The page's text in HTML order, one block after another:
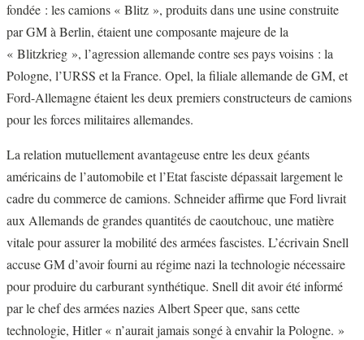
fondée : les camions « Blitz », produits dans une usine construite
par GM à Berlin, étaient une composante majeure de la
« Blitzkrieg », l’agression allemande contre ses pays voisins : la
Pologne, l’URSS et la France. Opel, la filiale allemande de GM, et
Ford-Allemagne étaient les deux premiers constructeurs de camions
pour les forces militaires allemandes.
La relation mutuellement avantageuse entre les deux géants
américains de l’automobile et l’Etat fasciste dépassait largement le
cadre du commerce de camions. Schneider affirme que Ford livrait
aux Allemands de grandes quantités de caoutchouc, une matière
vitale pour assurer la mobilité des armées fascistes. L’écrivain Snell
accuse GM d’avoir fourni au régime nazi la technologie nécessaire
pour produire du carburant synthétique. Snell dit avoir été informé
par le chef des armées nazies Albert Speer que, sans cette
technologie, Hitler « n’aurait jamais songé à envahir la Pologne. »